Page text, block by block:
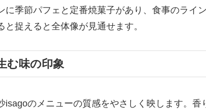
に季節パフェと定番焼菓子があり、食事のライ
捉えると全体像が見通せます。
む味の印象
のメニューの質感をやさしく映します。香